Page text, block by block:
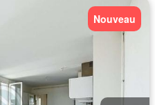
Nouveau